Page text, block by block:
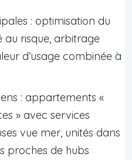
: optimisation du
au risque, arbitrage
d’usage combinée à
: appartements «
» avec services
vue mer, unités dans
proches de hubs